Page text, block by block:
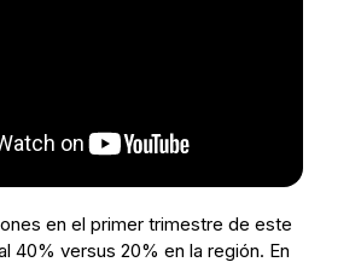
en el primer trimestre de este
40% versus 20% en la región. En